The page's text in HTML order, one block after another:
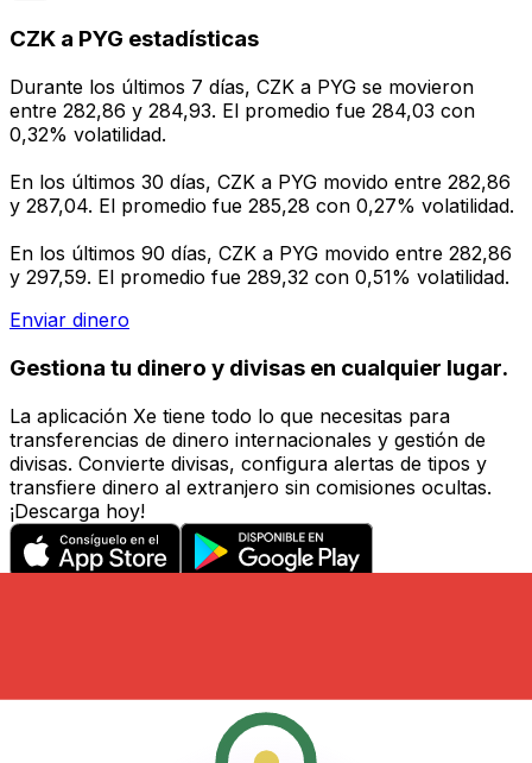
CZK a PYG estadísticas
Durante los últimos 7 días, CZK a PYG se movieron
entre 282,86 y 284,93. El promedio fue 284,03 con
0,32% volatilidad.
En los últimos 30 días, CZK a PYG movido entre 282,86
y 287,04. El promedio fue 285,28 con 0,27% volatilidad.
En los últimos 90 días, CZK a PYG movido entre 282,86
y 297,59. El promedio fue 289,32 con 0,51% volatilidad.
Enviar dinero
Gestiona tu dinero y divisas en cualquier lugar.
La aplicación Xe tiene todo lo que necesitas para
transferencias de dinero internacionales y gestión de
divisas. Convierte divisas, configura alertas de tipos y
transfiere dinero al extranjero sin comisiones ocultas.
¡Descarga hoy!